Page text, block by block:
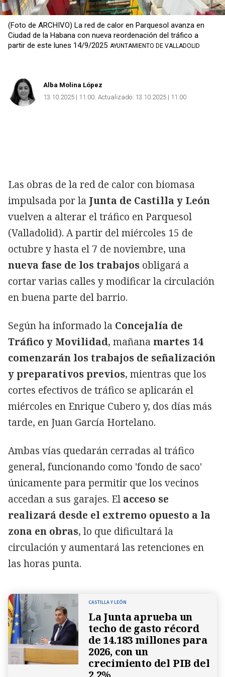
(Foto de ARCHIVO) La red de calor en Parquesol avanza en
Ciudad de la Habana con nueva reordenación del tráfico a
partir de este lunes 14/9/2025 AYUNTAMIENTO DE VALLADOLID
Alba Molina López
13.10.2025 | 11:00 Actualizado: 13.10.2025 | 11:00
Las obras de la red de calor con biomasa
impulsada por la Junta de Castilla y León
vuelven a alterar el tráfico en Parquesol
(Valladolid). A partir del miércoles 15 de
octubre y hasta el 7 de noviembre, una
nueva fase de los trabajos obligará a
cortar varias calles y modificar la circulación
en buena parte del barrio.
Según ha informado la Concejalía de
Tráfico y Movilidad, mañana martes 14
comenzarán los trabajos de señalización
y preparativos previos, mientras que los
cortes efectivos de tráfico se aplicarán el
miércoles en Enrique Cubero y, dos días más
tarde, en Juan García Hortelano.
Ambas vías quedarán cerradas al tráfico
general, funcionando como 'fondo de saco'
únicamente para permitir que los vecinos
accedan a sus garajes. El acceso se
realizará desde el extremo opuesto a la
zona en obras, lo que dificultará la
circulación y aumentará las retenciones en
las horas punta.
CASTILLA Y LEÓN
La Junta aprueba un
techo de gasto récord
de 14.183 millones para
2026, con un
crecimiento del PIB del